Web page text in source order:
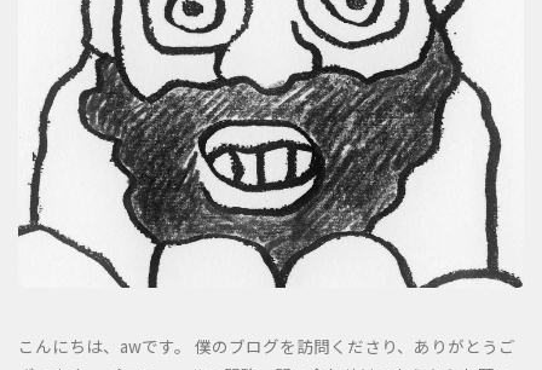
こんにちは、awです。 僕のブログを訪問くださり、ありがとうご